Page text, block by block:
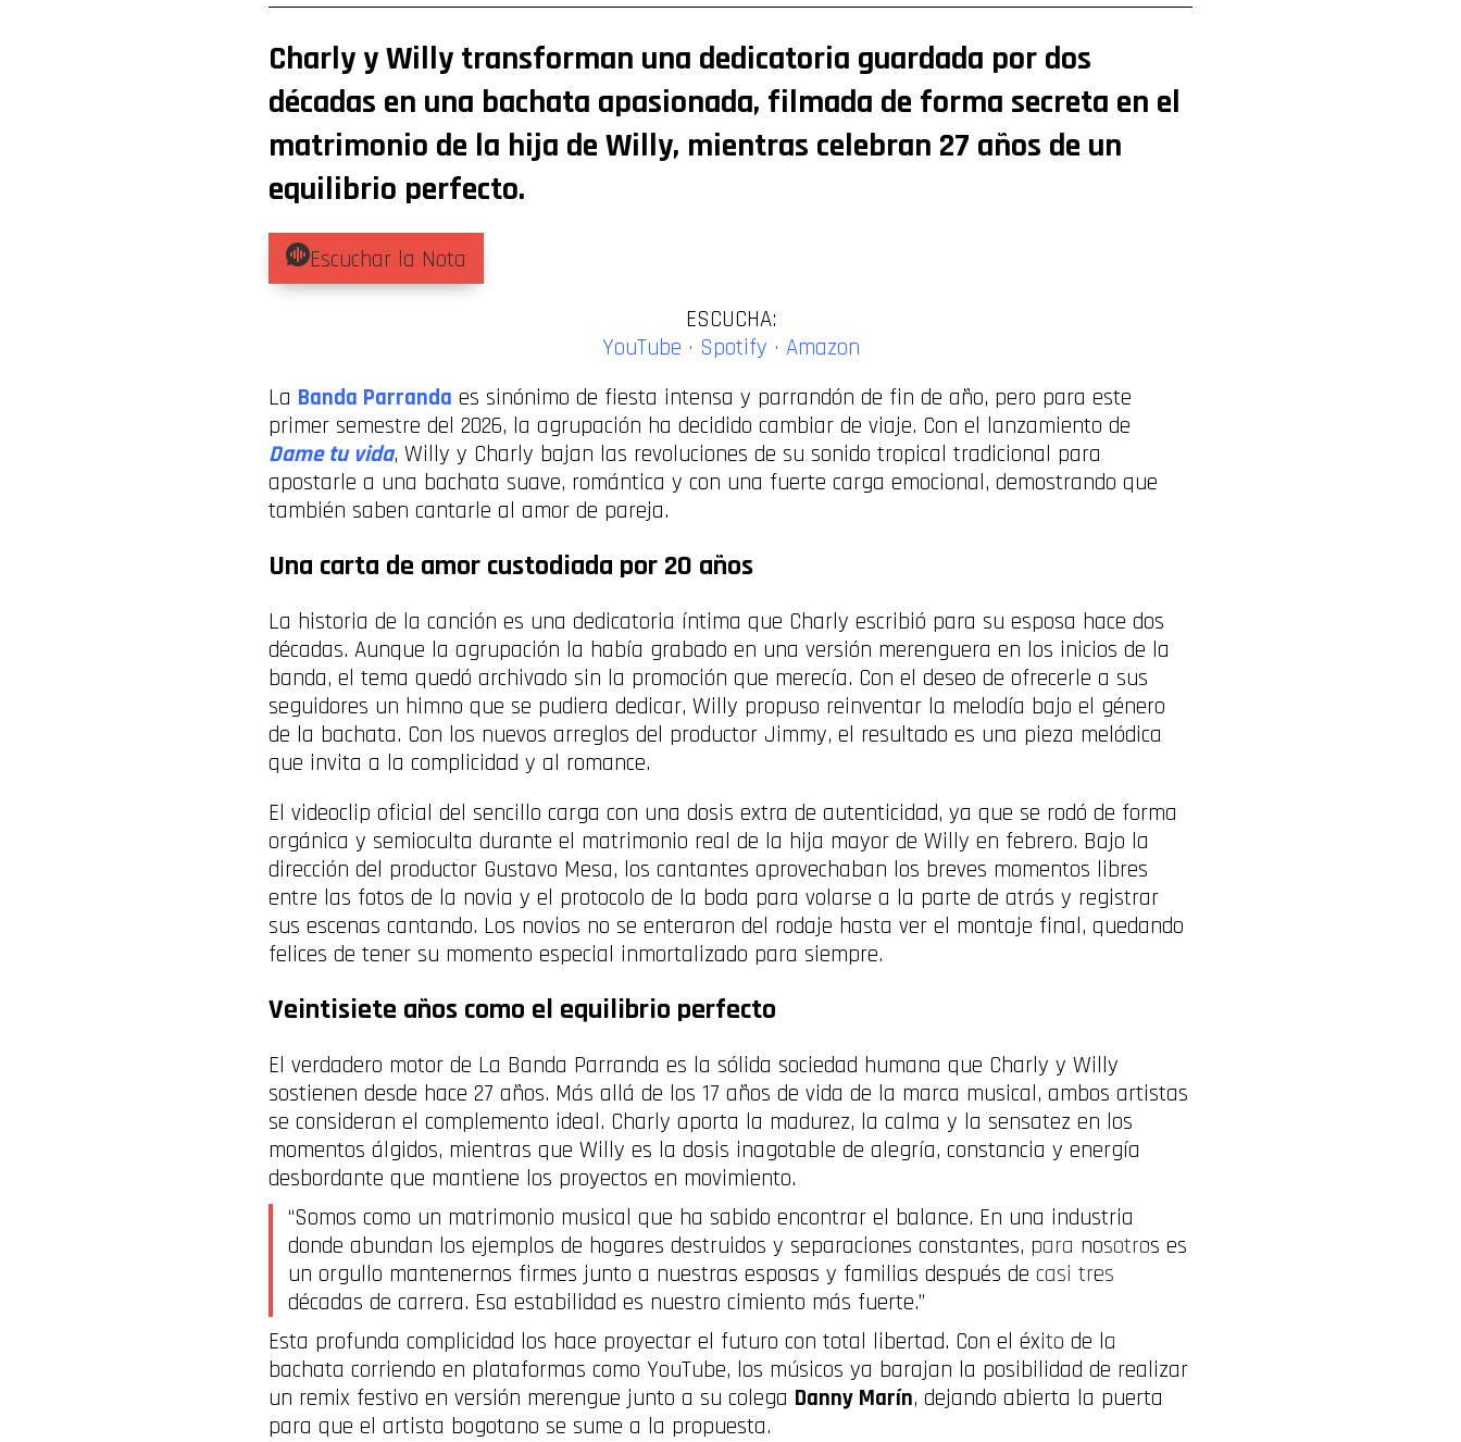
Charly y Willy transforman una dedicatoria guardada por dos
décadas en una bachata apasionada, filmada de forma secreta en el
matrimonio de la hija de Willy, mientras celebran 27 años de un
equilibrio perfecto.
Escuchar la Nota
ESCUCHA:
YouTube · Spotify · Amazon
La Banda Parranda es sinónimo de fiesta intensa y parrandón de fin de año, pero para este
primer semestre del 2026, la agrupación ha decidido cambiar de viaje. Con el lanzamiento de
Dame tu vida, Willy y Charly bajan las revoluciones de su sonido tropical tradicional para
apostarle a una bachata suave, romántica y con una fuerte carga emocional, demostrando que
también saben cantarle al amor de pareja.
Una carta de amor custodiada por 20 años
La historia de la canción es una dedicatoria íntima que Charly escribió para su esposa hace dos
décadas. Aunque la agrupación la había grabado en una versión merenguera en los inicios de la
banda, el tema quedó archivado sin la promoción que merecía. Con el deseo de ofrecerle a sus
seguidores un himno que se pudiera dedicar, Willy propuso reinventar la melodía bajo el género
de la bachata. Con los nuevos arreglos del productor Jimmy, el resultado es una pieza melódica
que invita a la complicidad y al romance.
El videoclip oficial del sencillo carga con una dosis extra de autenticidad, ya que se rodó de forma
orgánica y semioculta durante el matrimonio real de la hija mayor de Willy en febrero. Bajo la
dirección del productor Gustavo Mesa, los cantantes aprovechaban los breves momentos libres
entre las fotos de la novia y el protocolo de la boda para volarse a la parte de atrás y registrar
sus escenas cantando. Los novios no se enteraron del rodaje hasta ver el montaje final, quedando
felices de tener su momento especial inmortalizado para siempre.
Veintisiete años como el equilibrio perfecto
El verdadero motor de La Banda Parranda es la sólida sociedad humana que Charly y Willy
sostienen desde hace 27 años. Más allá de los 17 años de vida de la marca musical, ambos artistas
se consideran el complemento ideal. Charly aporta la madurez, la calma y la sensatez en los
momentos álgidos, mientras que Willy es la dosis inagotable de alegría, constancia y energía
desbordante que mantiene los proyectos en movimiento.
“Somos como un matrimonio musical que ha sabido encontrar el balance. En una industria
donde abundan los ejemplos de hogares destruidos y separaciones constantes, para nosotros es
un orgullo mantenernos firmes junto a nuestras esposas y familias después de casi tres
décadas de carrera. Esa estabilidad es nuestro cimiento más fuerte.”
Esta profunda complicidad los hace proyectar el futuro con total libertad. Con el éxito de la
bachata corriendo en plataformas como YouTube, los músicos ya barajan la posibilidad de realizar
un remix festivo en versión merengue junto a su colega Danny Marín, dejando abierta la puerta
para que el artista bogotano se sume a la propuesta.